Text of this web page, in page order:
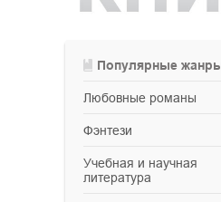
Популярные
любовные романы
фэнтези
учебная и научная
литература